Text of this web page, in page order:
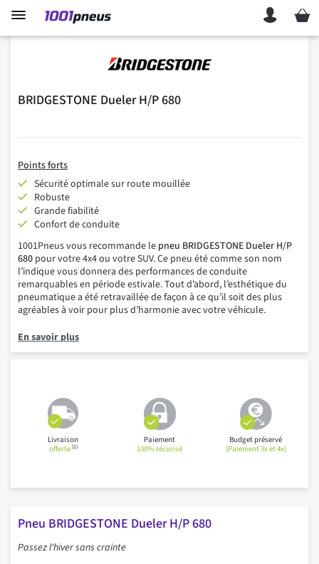
Mon
BRIDGESTONE Dueler H/P 680
Points forts
Sécurité optimale sur route mouillée
Robuste
Grande fiabilité
Confort de conduite
1001Pneus vous recommande le pneu BRIDGESTONE Dueler H/P
680 pour votre 4x4 ou votre SUV. Ce pneu été comme son nom
l’indique vous donnera des performances de conduite
remarquables en période estivale. Tout d’abord, l’esthétique du
pneumatique a été retravaillée de façon à ce qu’il soit des plus
agréables à voir pour plus d’harmonie avec votre véhicule.
En savoir plus
Livraison
offerte(1)
Paiement
100% sécurisé
Budget préservé
(Paiement 3x et 4x)
Pneu BRIDGESTONE Dueler H/P 680
Passez l'hiver sans crainte